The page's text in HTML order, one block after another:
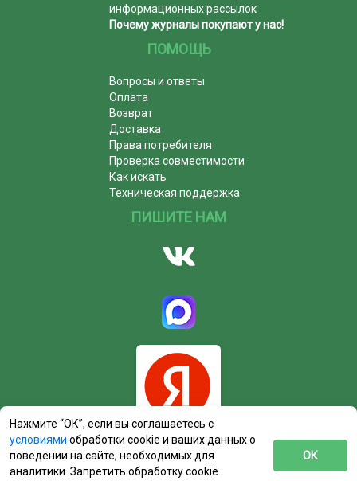
информационных рассылок
Почему журналы покупают у нас!
ПОМОЩЬ
Вопросы и ответы
Оплата
Возврат
Доставка
Права потребителя
Проверка совместимости
Как искать
Техническая поддержка
ПИШИТЕ НАМ
Нажмите “ОК”, если вы соглашаетесь с
условиями обработки cookie и ваших данных о
поведении на сайте, необходимых для
аналитики. Запретить обработку cookie
ОК